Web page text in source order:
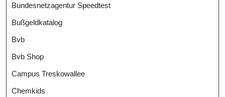
Bundesnetzagentur Speedtest
Bußgeldkatalog
Bvb
Bvb Shop
Campus Treskowallee
Chemkids